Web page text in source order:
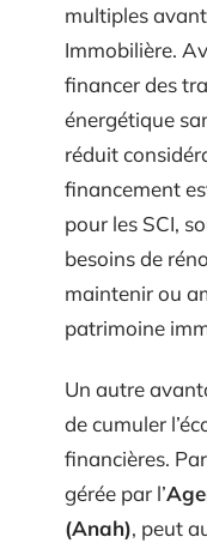
multiples
Immobilière.
financer des
énergétique
réduit
financement
pour les SCI,
besoins de
maintenir ou
patrimoine
Un autre
de cumuler
financières.
gérée par l’
(Anah), peut